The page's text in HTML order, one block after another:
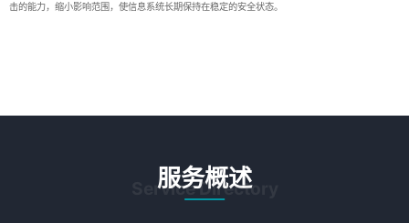
击的能力，缩小影响范围，使信息系统长期保持在稳定的安全状态。
服务概述
Service Directory